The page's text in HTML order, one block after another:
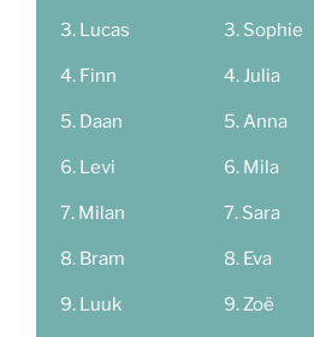
Lucas
Finn
Daan
Levi
Milan
Bram
Luuk
Sophie
Julia
Anna
Mila
Sara
Eva
Zoë